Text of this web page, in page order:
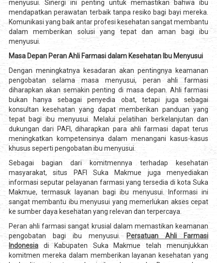
menyusui. Sinergi ini penting untuk memastikan bahwa ibu
mendapatkan perawatan terbaik tanpa resiko bagi bayi mereka.
Komunikasi yang baik antar profesi kesehatan sangat membantu
dalam memberikan solusi yang tepat dan aman bagi ibu
menyusui.
Masa Depan Peran Ahli Farmasi dalam Kesehatan Ibu Menyusui
Dengan meningkatnya kesadaran akan pentingnya keamanan
pengobatan selama masa menyusui, peran ahli farmasi
diharapkan akan semakin penting di masa depan. Ahli farmasi
bukan hanya sebagai penyedia obat, tetapi juga sebagai
konsultan kesehatan yang dapat memberikan panduan yang
tepat bagi ibu menyusui. Melalui pelatihan berkelanjutan dan
dukungan dari PAFI, diharapkan para ahli farmasi dapat terus
meningkatkan kompetensinya dalam menangani kasus-kasus
khusus seperti pengobatan ibu menyusui.
Sebagai bagian dari komitmennya terhadap kesehatan
masyarakat, situs PAFI Suka Makmue juga menyediakan
informasi seputar pelayanan farmasi yang tersedia di kota Suka
Makmue, termasuk layanan bagi ibu menyusui. Informasi ini
sangat membantu ibu menyusui yang memerlukan akses cepat
ke sumber daya kesehatan yang relevan dan terpercaya.
Peran ahli farmasi sangat krusial dalam memastikan keamanan
pengobatan bagi ibu menyusui.
Persatuan Ahli Farmasi
Indonesiadi Kabupaten Suka Makmue telah menunjukkan
komitmen mereka dalam memberikan layanan kesehatan yang